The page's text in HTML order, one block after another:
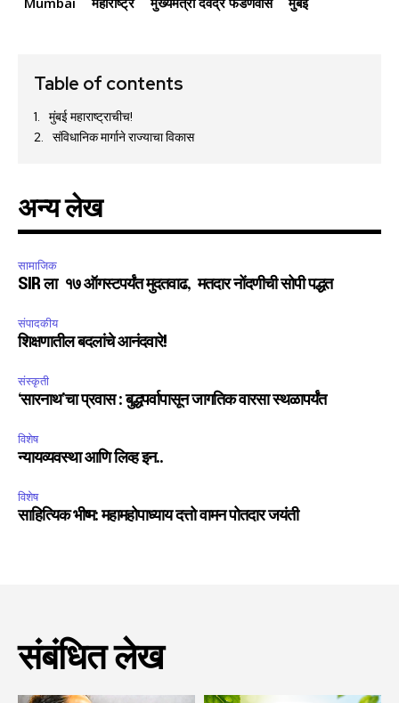
Fans Followers Followers
Table of contents
मुंबई महाराष्ट्राचीच!
संविधानिक मार्गाने राज्याचा विकास
अन्य लेख
सामाजिक
SIR ला १७ ऑगस्टपर्यंत मुदतवाढ, मतदार नोंदणीची सोपी पद्धत
संपादकीय
शिक्षणातील बदलांचे आनंदवारे!
संस्कृती
‘सारनाथ’चा प्रवास : बुद्धपर्वापासून जागतिक वारसा स्थळापर्यंत
विशेष
न्यायव्यवस्था आणि लिव्ह इन..
विशेष
साहित्यिक भीष्म: महामहोपाध्याय दत्तो वामन पोतदार जयंती
संबंधित लेख